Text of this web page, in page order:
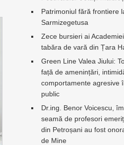
Patrimoniul fără frontiere
Sarmizegetusa
Zece bursieri ai
tabăra de vară din Țara
Green Line Valea Jiului:
față de amenințări,
comportamente agresive
public
Dr.ing. Benor Voicescu,
seamă de profesori
din Petroșani au fost
de Mine